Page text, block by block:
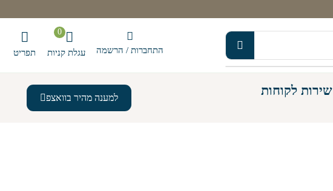
התחברות / הרשמה
0
עגלת קניות תפריט
שירות לקוחות למענה מהיר בוואצפ